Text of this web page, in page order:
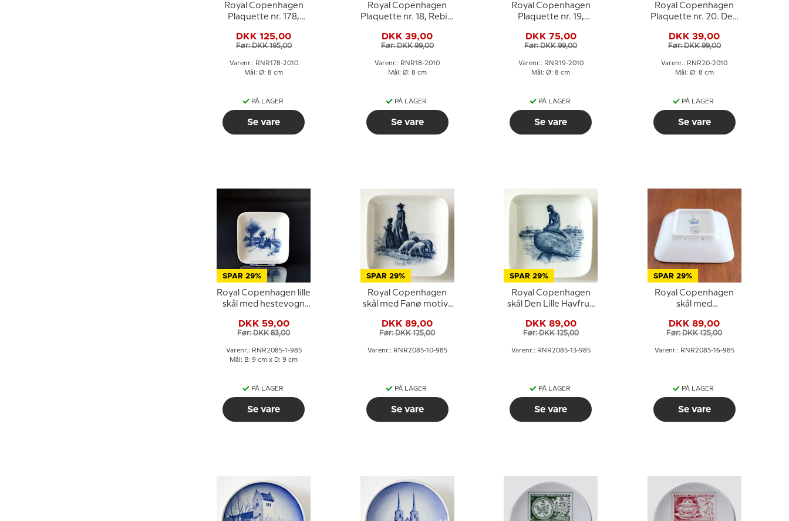
Royal Copenhagen
Plaquette nr. 178,
DKK 125,00
Før: DKK 195,00
Varenr.: RNR178-2010
Mål: Ø: 8 cm
PÅ LAGER
Se vare
Royal Copenhagen
Plaquette nr. 18, Rebild
DKK 39,00
Før: DKK 99,00
Varenr.: RNR18-2010
Mål: Ø: 8 cm
PÅ LAGER
Se vare
Royal Copenhagen
Plaquette nr. 19,
DKK 75,00
Før: DKK 99,00
Varenr.: RNR19-2010
Mål: Ø: 8 cm
PÅ LAGER
Se vare
Royal Copenhagen
Plaquette nr. 20. Den
DKK 39,00
Før: DKK 99,00
Varenr.: RNR20-2010
Mål: Ø: 8 cm
PÅ LAGER
Se vare
SPAR 29%
Royal Copenhagen lille
skål med hestevogn
DKK 59,00
Før: DKK 83,00
Varenr.: RNR2085-1-985
Mål: B: 9 cm x D: 9 cm
PÅ LAGER
Se vare
SPAR 29%
Royal Copenhagen
skål med Fanø motiv i
DKK 89,00
Før: DKK 125,00
Varenr.: RNR2085-10-985
PÅ LAGER
Se vare
SPAR 29%
Royal Copenhagen
skål Den Lille Havfrue
DKK 89,00
Før: DKK 125,00
Varenr.: RNR2085-13-985
PÅ LAGER
Se vare
SPAR 29%
Royal Copenhagen
skål med
blå hvid porcelæn
DKK 89,00
Før: DKK 125,00
Varenr.: RNR2085-16-985
PÅ LAGER
Se vare